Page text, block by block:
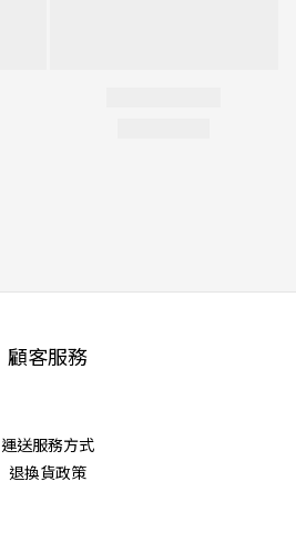
顧客服務
運送服務方式
退換貨政策